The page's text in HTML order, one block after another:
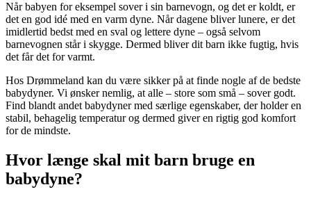
Når babyen for eksempel sover i sin barnevogn, og det er koldt, er
det en god idé med en varm dyne. Når dagene bliver lunere, er det
imidlertid bedst med en sval og lettere dyne – også selvom
barnevognen står i skygge. Dermed bliver dit barn ikke fugtig, hvis
det får det for varmt.
Hos Drømmeland kan du være sikker på at finde nogle af de bedste
babydyner. Vi ønsker nemlig, at alle – store som små – sover godt.
Find blandt andet babydyner med særlige egenskaber, der holder en
stabil, behagelig temperatur og dermed giver en rigtig god komfort
for de mindste.
Hvor længe skal mit barn bruge en
babydyne?